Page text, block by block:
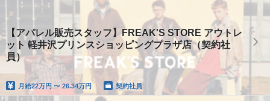
【アパレル販売スタッフ】FREAK'S STORE アウトレ
ット 軽井沢プリンスショッピングプラザ店（契約社
員）
月給22万円 〜 26.34万円 契約社員